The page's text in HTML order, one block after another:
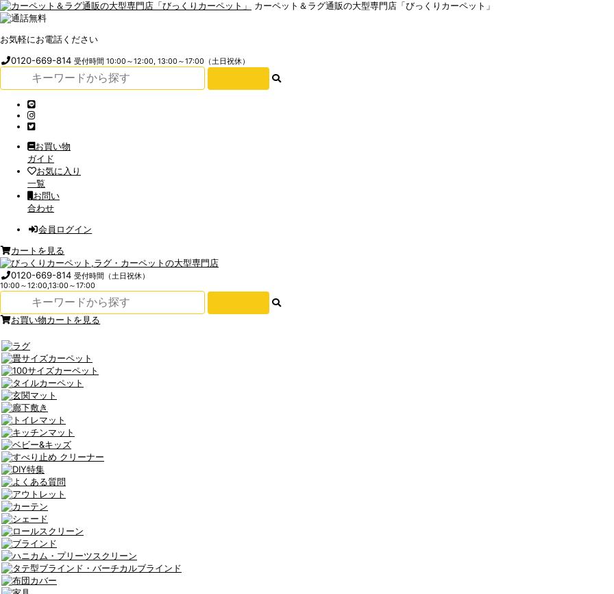
カーペット＆ラグ通販の大型専門店「びっくりカーペット」
お気軽にお電話ください
0120-669-814受付時間 10:00～12:00, 13:00～17:00（土日祝休）
お買い物
ガイド
お気に入り
一覧
お問い
合わせ
会員ログイン
カートを見る
0120-669-814受付時間（土日祝休）
10:00～12:00,13:00～17:00
お買い物カートを見る